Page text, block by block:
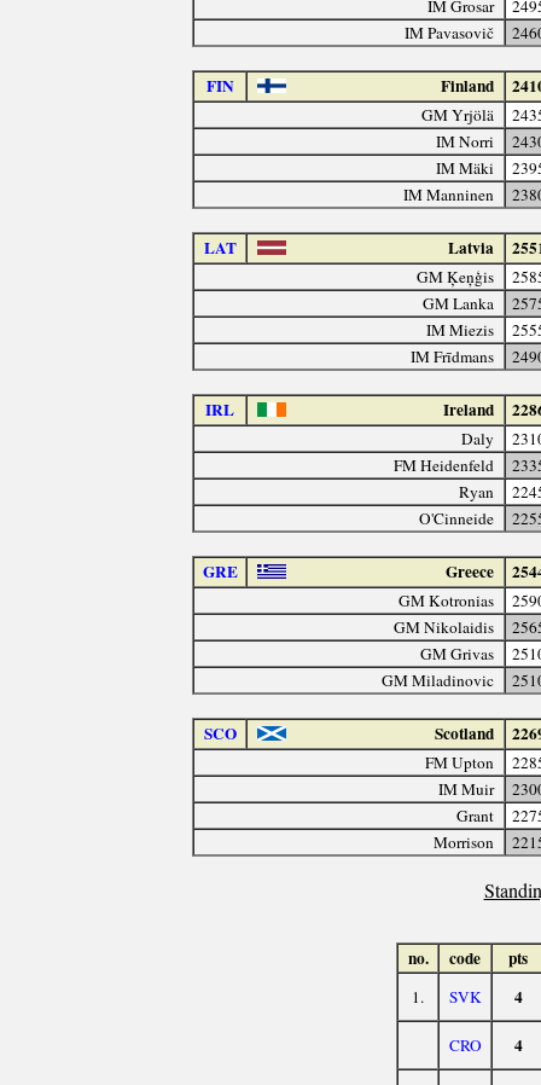
IM Grosar
IM Pavasovič
FIN Finland
GM Yrjölä
IM Norri
IM Mäki
IM Manninen
LAT Latvia
GM Ķeņģis
GM Lanka
IM Miezis
IM Frīdmans
IRL Ireland
Daly
FM Heidenfeld
Ryan
O'Cinneide
GRE Greece
GM Kotronias
GM Nikolaidis
GM Grivas
GM Miladinovic
SCO Scotland
FM Upton
IM Muir
Grant
Morrison
no. code pts
1. SVK 4
CRO 4